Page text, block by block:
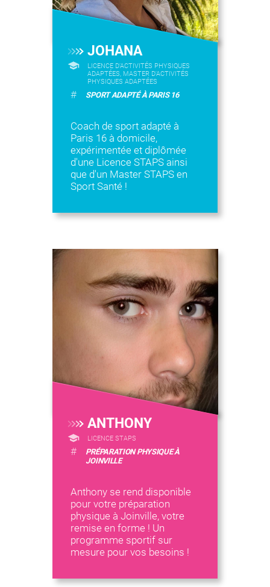
JOHANA
LICENCE D’ACTIVITÉS PHYSIQUES
ADAPTÉES, MASTER D'ACTIVITÉS
PHYSIQUES ADAPTÉES
# SPORT ADAPTÉ À PARIS 16
Coach de sport adapté à
Paris 16 à domicile,
expérimentée et diplômée
d'une Licence STAPS ainsi
que d'un Master STAPS en
Sport Santé !
ANTHONY
LICENCE STAPS
#
PRÉPARATION PHYSIQUE À
JOINVILLE
Anthony se rend disponible
pour votre préparation
physique à Joinville, votre
remise en forme ! Un
programme sportif sur
mesure pour vos besoins !